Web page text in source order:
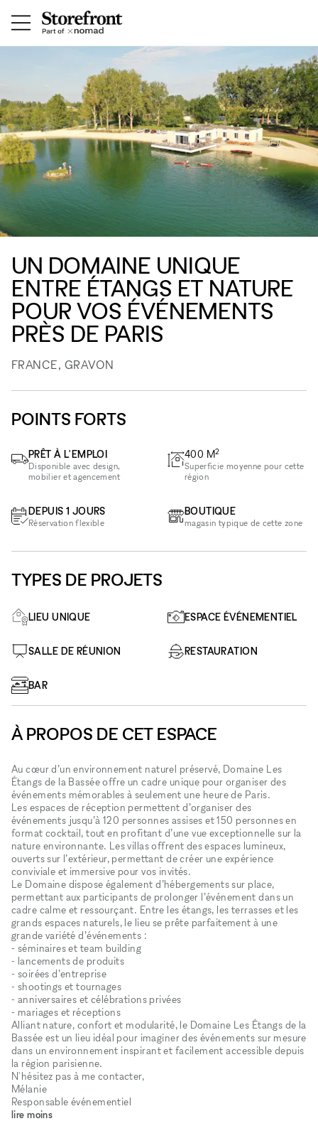
UN DOMAINE UNIQUE
ENTRE ÉTANGS ET NATURE
POUR VOS ÉVÉNEMENTS
PRÈS DE PARIS
FRANCE, GRAVON
POINTS FORTS
PRÊT À L'EMPLOI
Disponible avec design,
mobilier et agencement
DEPUIS 1 JOURS
Réservation flexible
400 M2
Superficie moyenne pour cette
région
BOUTIQUE
magasin typique de cette zone
TYPES DE PROJETS
LIEU UNIQUE ESPACE ÉVÉNEMENTIEL
SALLE DE RÉUNION RESTAURATION
BAR
À PROPOS DE CET ESPACE
Au cœur d’un environnement naturel préservé, Domaine Les
Étangs de la Bassée offre un cadre unique pour organiser des
événements mémorables à seulement une heure de Paris.
Les espaces de réception permettent d’organiser des
événements jusqu’à 120 personnes assises et 150 personnes en
format cocktail, tout en profitant d’une vue exceptionnelle sur la
nature environnante. Les villas offrent des espaces lumineux,
ouverts sur l’extérieur, permettant de créer une expérience
conviviale et immersive pour vos invités.
Le Domaine dispose également d’hébergements sur place,
permettant aux participants de prolonger l’événement dans un
cadre calme et ressourçant. Entre les étangs, les terrasses et les
grands espaces naturels, le lieu se prête parfaitement à une
grande variété d’événements :
- séminaires et team building
- lancements de produits
- soirées d’entreprise
- shootings et tournages
- anniversaires et célébrations privées
- mariages et réceptions
Alliant nature, confort et modularité, le Domaine Les Étangs de la
Bassée est un lieu idéal pour imaginer des événements sur mesure
dans un environnement inspirant et facilement accessible depuis
la région parisienne.
N'hésitez pas à me contacter,
Mélanie
Responsable événementiel
lire moins